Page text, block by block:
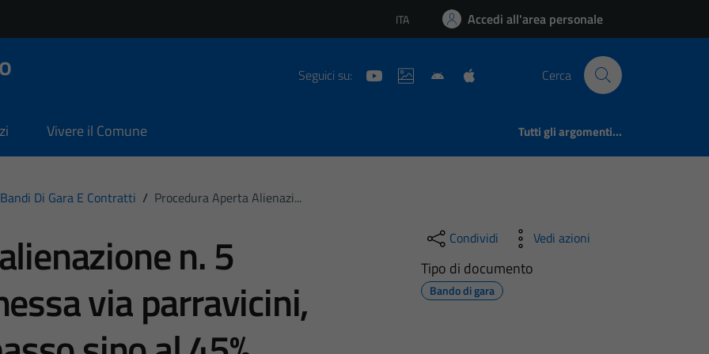
Lingua attiva:
ITA Accedi all'area personale
Seguici su: Cerca
Vivere il Comune Tutti gli argomenti...
Bandi Di Gara E Contratti / Procedura Aperta Alienazi...
n. 5
via parravicini,
Condividi Vedi azioni
Tipo di documento
Bando di gara